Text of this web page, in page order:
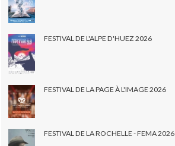
FESTIVAL DE L'ALPE D'HUEZ 2026
FESTIVAL DE LA PAGE À L'IMAGE 2026
FESTIVAL DE LA ROCHELLE - FEMA 2026